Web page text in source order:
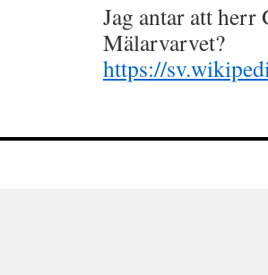
Jag antar att herr
Mälarvarvet?
https://